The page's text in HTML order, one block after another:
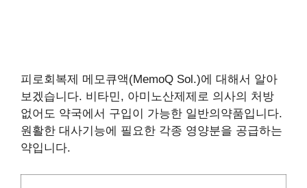
피로회복제 메모큐액(MemoQ Sol.)에 대해서 알아
보겠습니다. 비타민, 아미노산제제로 의사의 처방
없어도 약국에서 구입이 가능한 일반의약품입니다.
원활한 대사기능에 필요한 각종 영양분을 공급하는
약입니다.